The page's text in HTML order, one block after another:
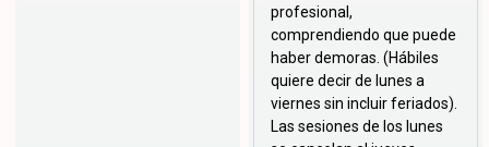
profesional,
comprendiendo que puede
haber demoras. (Hábiles
quiere decir de lunes a
viernes sin incluir feriados).
Las sesiones de los lunes